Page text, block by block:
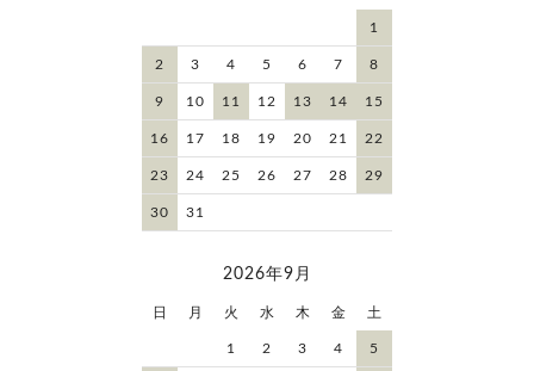
1
2 3 4 5 6 7 8
9 10 11 12 13 14 15
16 17 18 19 20 21 22
23 24 25 26 27 28 29
30 31
2026年9月
日 月 火 水 木 金 土
1 2 3 4 5